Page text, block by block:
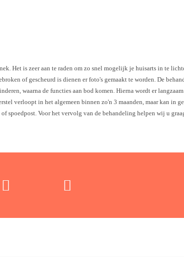
Het is zeer aan te raden om zo snel mogelijk je huisarts in te
of gescheurd is dienen er foto's gemaakt te worden. De
waarna de functies aan bod komen. Hierna wordt er langzaam
verloopt in het algemeen binnen zo'n 3 maanden, maar kan in
spoedpost. Voor het vervolg van de behandeling helpen wij u